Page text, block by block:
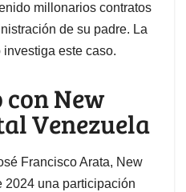
millonarios contratos
de su padre. La
este caso.
New
Venezuela
Francisco Arata, New
2024 una participación